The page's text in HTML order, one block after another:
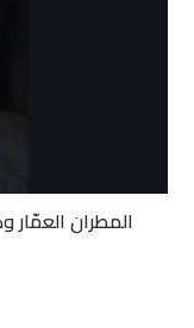
المطران العمّار